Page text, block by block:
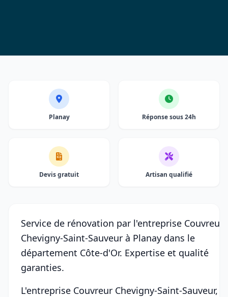
Planay Réponse sous 24h
Devis gratuit Artisan qualifié
Service de rénovation par l'entreprise Couvreur
Chevigny-Saint-Sauveur à Planay dans le
département Côte-d'Or. Expertise et qualité
garanties.
L'entreprise Couvreur Chevigny-Saint-Sauveur,